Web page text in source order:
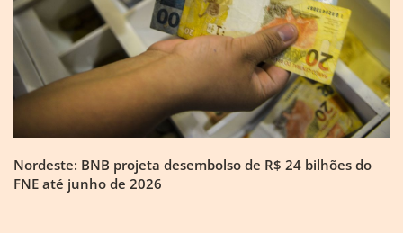
Nordeste: BNB projeta desembolso de R$ 24 bilhões do
FNE até junho de 2026